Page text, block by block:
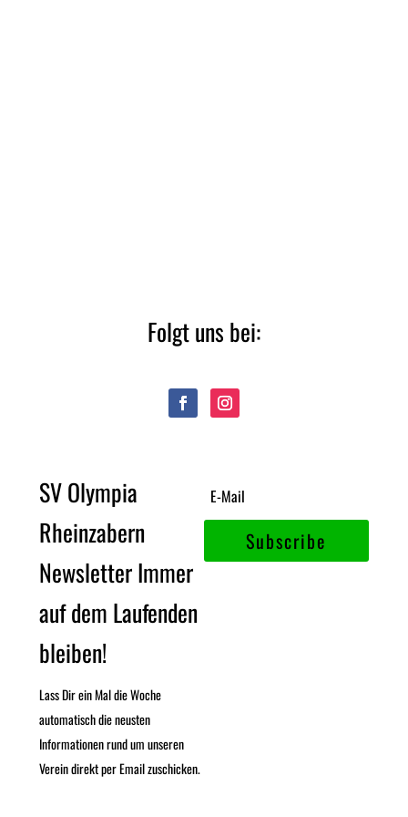
Folgt uns bei:
SV Olympia
Rheinzabern
Newsletter Immer
auf dem Laufenden
bleiben!
Lass Dir ein Mal die Woche
automatisch die neusten
Informationen rund um unseren
Verein direkt per Email zuschicken.
Subscribe